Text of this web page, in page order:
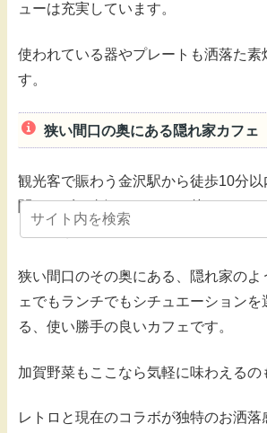
ューは充実しています。
使われている器やプレートも洒落た素
す。
狭い間口の奥にある隠れ家カフェ
観光客で賑わう金沢駅から徒歩10分
関わらず、金沢ならではの赴きあるた
狭い間口のその奥にある、隠れ家のよ
ェでもランチでもシチュエーションを
る、使い勝手の良いカフェです。
加賀野菜もここなら気軽に味わえるの
レトロと現在のコラボが独特のお洒